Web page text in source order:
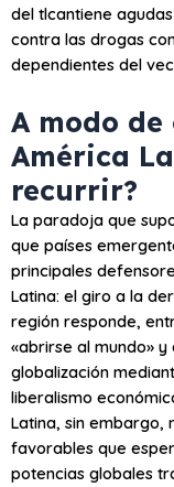
del tlcantiene
contra las drogas
dependientes del
A modo
América
recurrir?
La paradoja que
que países
principales
Latina: el giro a la
región responde,
«abrirse al mundo»
globalización
liberalismo
Latina, sin embargo,
favorables que
potencias globales